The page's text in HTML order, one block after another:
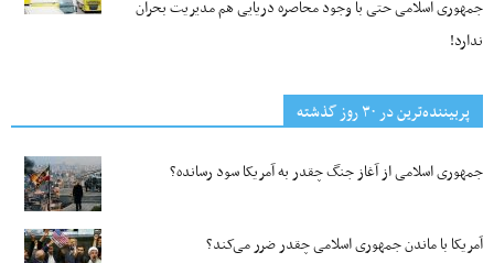
جمهوری اسلامی حتی با وجود محاصره دریایی هم مدیریت بحران
ندارد!
پربیننده‌ترین‌ در ۳۰ روز گذشته
جمهوری اسلامی از آغاز جنگ چقدر به آمریکا سود رسانده؟
آمریکا با ماندن جمهوری اسلامی چقدر ضرر می‌کند؟